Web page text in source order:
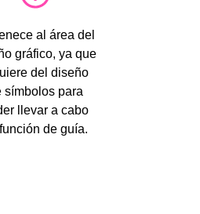
al área del
gráfico, ya que
del diseño
símbolos para
llevar a cabo
de guía.